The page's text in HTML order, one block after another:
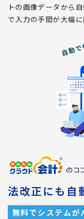
トの画像データから
で入力の手間が大幅に
のコ
法改正にも自
無料でシステムが